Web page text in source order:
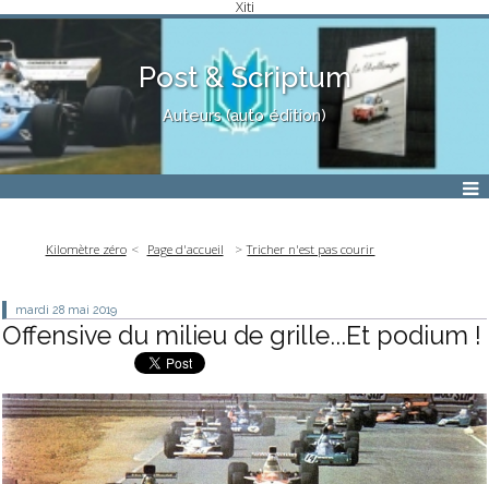
Xiti
Post & Scriptum
Auteurs (auto édition)
Kilomètre zéro Page d'accueil Tricher n'est pas courir
mardi 28 mai 2019
Offensive du milieu de grille...Et podium !